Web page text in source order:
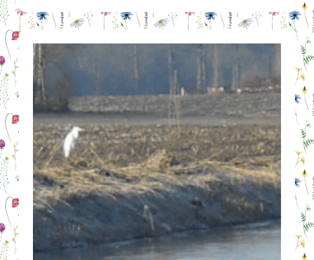
STUDENT